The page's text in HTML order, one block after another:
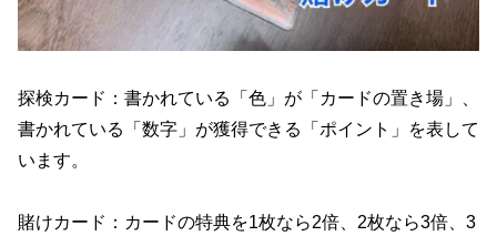
探検カード：書かれている「色」が「カードの置き場」、
書かれている「数字」が獲得できる「ポイント」を表して
います。
賭けカード：カードの特典を1枚なら2倍、2枚なら3倍、3